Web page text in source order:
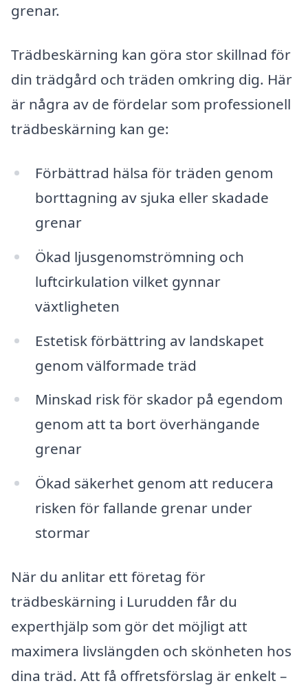
grenar.
Trädbeskärning kan göra stor skillnad för
din trädgård och träden omkring dig. Här
är några av de fördelar som professionell
trädbeskärning kan ge:
Förbättrad hälsa för träden genom
borttagning av sjuka eller skadade
grenar
Ökad ljusgenomströmning och
luftcirkulation vilket gynnar
växtligheten
Estetisk förbättring av landskapet
genom välformade träd
Minskad risk för skador på egendom
genom att ta bort överhängande
grenar
Ökad säkerhet genom att reducera
risken för fallande grenar under
stormar
När du anlitar ett företag för
trädbeskärning i Lurudden får du
experthjälp som gör det möjligt att
maximera livslängden och skönheten hos
dina träd. Att få offretsförslag är enkelt –